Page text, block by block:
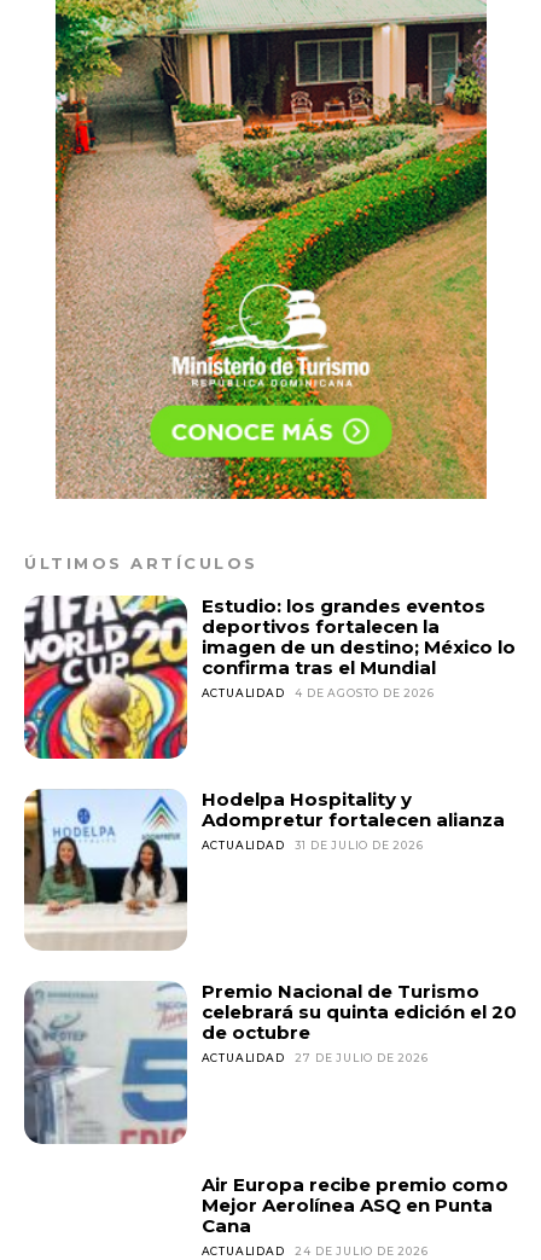
ÚLTIMOS ARTÍCULOS
Estudio: los grandes eventos
deportivos fortalecen la
imagen de un destino; México lo
confirma tras el Mundial
ACTUALIDAD 4 DE AGOSTO DE 2026
Hodelpa Hospitality y
Adompretur fortalecen alianza
ACTUALIDAD 31 DE JULIO DE 2026
Premio Nacional de Turismo
celebrará su quinta edición el 20
de octubre
ACTUALIDAD 27 DE JULIO DE 2026
Air Europa recibe premio como
Mejor Aerolínea ASQ en Punta
Cana
ACTUALIDAD 24 DE JULIO DE 2026